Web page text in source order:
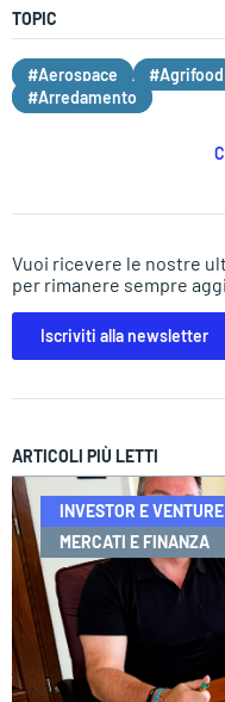
TOPIC
#Aerospace #Agrifood
#Arredamento
Vuoi ricevere le nostre
per rimanere sempre
Iscriviti alla newsletter
ARTICOLI PIÙ LETTI
INVESTOR E
MERCATI E FINANZA